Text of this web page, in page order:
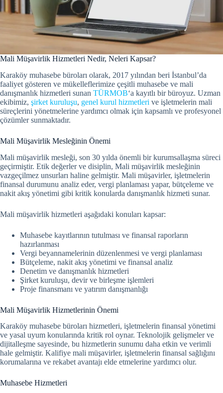
Mali Müşavirlik Hizmetleri Nedir, Neleri Kapsar?
Karaköy muhasebe büroları olarak, 2017 yılından beri İstanbul’da
faaliyet gösteren ve mükelleflerimize çeşitli muhasebe ve mali
danışmanlık hizmetleri sunan TÜRMOB‘a kayıtlı bir büroyuz. Uzman
ekibimiz, şirket kuruluşu, genel kurul hizmetleri ve işletmelerin mali
süreçlerini yönetmelerine yardımcı olmak için kapsamlı ve profesyonel
çözümler sunmaktadır.
Mali Müşavirlik Mesleğinin Önemi
Mali müşavirlik mesleği, son 30 yılda önemli bir kurumsallaşma süreci
geçirmiştir. Etik değerler ve disiplin, Mali müşavirlik mesleğinin
vazgeçilmez unsurları haline gelmiştir. Mali müşavirler, işletmelerin
finansal durumunu analiz eder, vergi planlaması yapar, bütçeleme ve
nakit akış yönetimi gibi kritik konularda danışmanlık hizmeti sunar.
Mali müşavirlik hizmetleri aşağıdaki konuları kapsar:
Muhasebe kayıtlarının tutulması ve finansal raporların
hazırlanması
Vergi beyannamelerinin düzenlenmesi ve vergi planlaması
Bütçeleme, nakit akış yönetimi ve finansal analiz
Denetim ve danışmanlık hizmetleri
Şirket kuruluşu, devir ve birleşme işlemleri
Proje finansmanı ve yatırım danışmanlığı
Mali Müşavirlik Hizmetlerinin Önemi
Karaköy muhasebe büroları hizmetleri, işletmelerin finansal yönetimi
ve yasal uyum konularında kritik rol oynar. Teknolojik gelişmeler ve
dijitalleşme sayesinde, bu hizmetlerin sunumu daha etkin ve verimli
hale gelmiştir. Kalifiye mali müşavirler, işletmelerin finansal sağlığını
korumalarına ve rekabet avantajı elde etmelerine yardımcı olur.
Muhasebe Hizmetleri